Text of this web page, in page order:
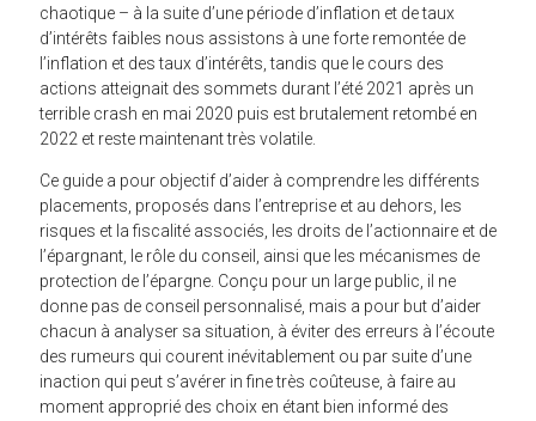
chaotique – à la suite d’une période d’inflation et de taux
d’intérêts faibles nous assistons à une forte remontée de
l’inflation et des taux d’intérêts, tandis que le cours des
actions atteignait des sommets durant l’été 2021 après un
terrible crash en mai 2020 puis est brutalement retombé en
2022 et reste maintenant très volatile.
Ce guide a pour objectif d’aider à comprendre les différents
placements, proposés dans l’entreprise et au dehors, les
risques et la fiscalité associés, les droits de l’actionnaire et de
l’épargnant, le rôle du conseil, ainsi que les mécanismes de
protection de l’épargne. Conçu pour un large public, il ne
donne pas de conseil personnalisé, mais a pour but d’aider
chacun à analyser sa situation, à éviter des erreurs à l’écoute
des rumeurs qui courent inévitablement ou par suite d’une
inaction qui peut s’avérer in fine très coûteuse, à faire au
moment approprié des choix en étant bien informé des